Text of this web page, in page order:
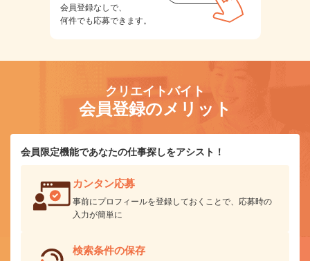
会員登録なしで、
何件でも応募できます。
クリエイトバイト
会員登録のメリット
会員限定機能であなたの仕事探しをアシスト！
カンタン応募
事前にプロフィールを登録しておくことで、応募時の
入力が簡単に
検索条件の保存